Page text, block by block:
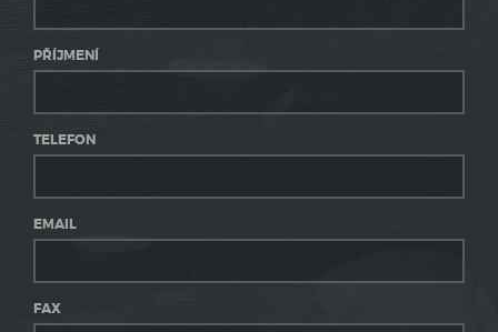
PŘÍJMENÍ
TELEFON
EMAIL
FAX